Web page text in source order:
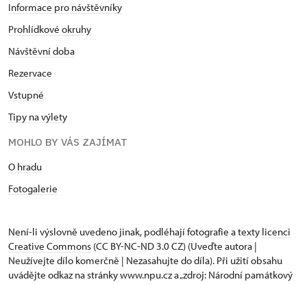
Informace pro návštěvníky
Prohlídkové okruhy
Návštěvní doba
Rezervace
Vstupné
Tipy na výlety
MOHLO BY VÁS ZAJÍMAT
O hradu
Fotogalerie
Není-li výslovně uvedeno jinak, podléhají fotografie a texty licenci
Creative Commons (CC BY-NC-ND 3.0 CZ) (Uveďte autora |
Neužívejte dílo komerčně | Nezasahujte do díla). Při užití obsahu
uvádějte odkaz na stránky www.npu.cz a „zdroj: Národní památkový